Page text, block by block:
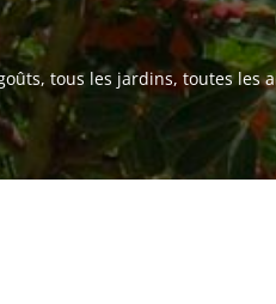
tous les jardins, toutes les